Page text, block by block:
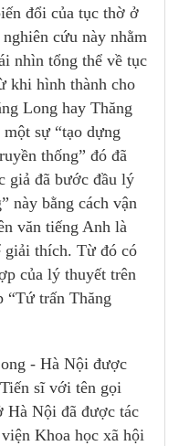
đổi của tục thờ ở
cứu này nhằm
nhìn tổng thể về tục
khi hình thành cho
Long hay Thăng
sự “tạo dựng
thống” đó đã
giả đã bước đầu lý
này bằng cách vận
văn tiếng Anh là
giải thích. Từ đó có
của lý thuyết trên
trấn Thăng
- Hà Nội được
sĩ với tên gọi
Hà Nội đã được tác
Khoa học xã hội